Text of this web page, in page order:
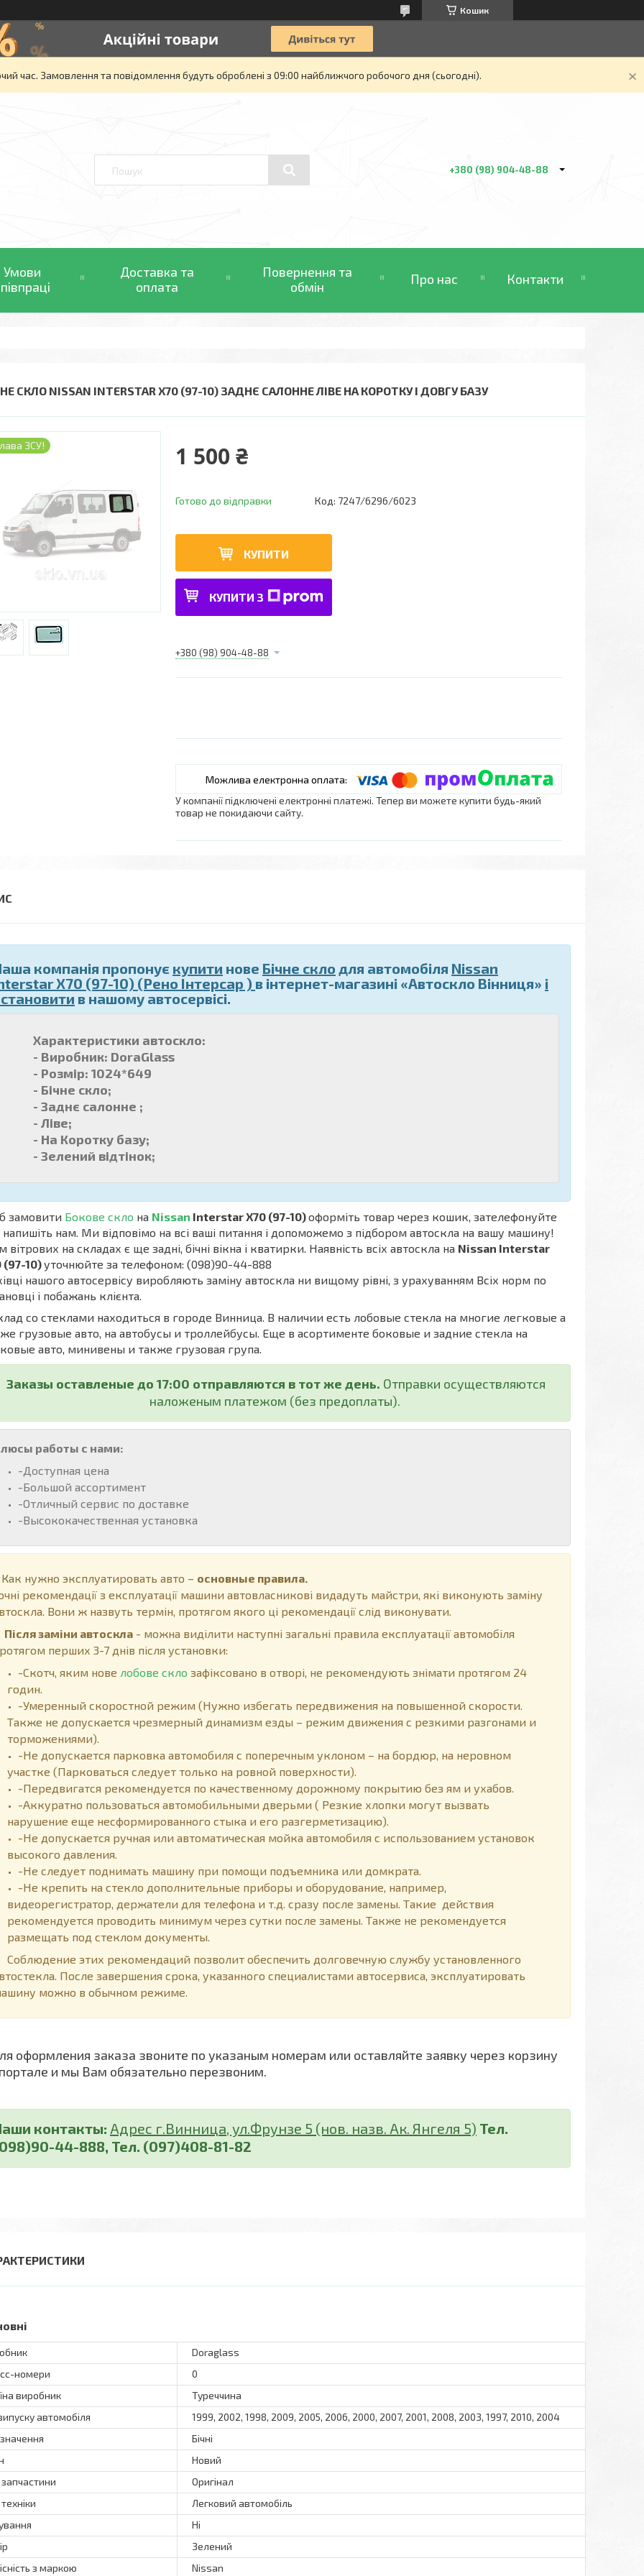
Кошик
час. Замовлення та повідомлення будуть оброблені з 09:00 найближчого робочого дня (сьогодні).
+380 (98) 904-48-88
Умови
Доставка та
оплата
Повернення та
обмін
Про нас Контакти
СКЛО NISSAN INTERSTAR X70 (97-10) ЗАДНЄ САЛОННЕ ЛІВЕ НА КОРОТКУ І ДОВГУ БАЗУ
ЗСУ! 1 500 ₴
Готово до відправки Код: 7247/6296/6023
КУПИТИ
КУПИТИ З
+380 (98) 904-48-88
У компанії підключені електронні платежі. Тепер ви можете купити будь-який
товар не покидаючи сайту.
компанія пропонує купити нове Бічне скло для автомобіля Nissan
X70 (97-10) (Рено Інтерсар ) в інтернет-магазині «Автоскло Вінниця» і
в нашому автосервісі.
Характеристики автоскло:
- Виробник: DoraGlass
- Розмір: 1024*649
- Бічне скло;
- Заднє салонне ;
- Ліве;
- На Коротку базу;
- Зелений відтінок;
замовити Бокове скло на Nissan Interstar X70 (97-10)оформіть товар через кошик, зателефонуйте
напишіть нам. Ми відповімо на всі ваші питання і допоможемо з підбором автоскла на вашу машину!
вітрових на складах є ще задні, бічні вікна і кватирки. Наявність всіх автоскла на Nissan Interstar
(97-10)уточнюйте за телефоном: (098)90-44-888
нашого автосервісу виробляють заміну автоскла ни вищому рівні, з урахуванням Всіх норм по
і побажань клієнта.
со стеклами находиться в городе Винница. В наличии есть лобовые стекла на многие легковые а
грузовые авто, на автобусы и троллейбусы. Еще в асортименте боковые и задние стекла на
авто, минивены и также грузовая група.
Заказы оставленые до 17:00 отправляются в тот же день. Отправки осуществляются
наложеным платежом (без предоплаты).
работы с нами:
-Доступная цена
-Большой ассортимент
-Отличный сервис по доставке
-Высококачественная установка
нужно эксплуатировать авто – основные правила.
рекомендації з експлуатації машини автовласникові видадуть майстри, які виконують заміну
Вони ж назвуть термін, протягом якого ці рекомендації слід виконувати.
Після заміни автоскла - можна виділити наступні загальні правила експлуатації автомобіля
перших 3-7 днів після установки:
-Скотч, яким нове лобове скло зафіксовано в отворі, не рекомендують знімати протягом 24
годин.
-Умеренный скоростной режим (Нужно избегать передвижения на повышенной скорости.
Также не допускается чрезмерный динамизм езды – режим движения с резкими разгонами и
торможениями).
-Не допускается парковка автомобиля с поперечным уклоном – на бордюр, на неровном
участке (Парковаться следует только на ровной поверхности).
-Передвигатся рекомендуется по качественному дорожному покрытию без ям и ухабов.
-Аккуратно пользоваться автомобильными дверьми ( Резкие хлопки могут вызвать
нарушение еще несформированного стыка и его разгерметизацию).
-Не допускается ручная или автоматическая мойка автомобиля с использованием установок
высокого давления.
-Не следует поднимать машину при помощи подъемника или домкрата.
-Не крепить на стекло дополнительные приборы и оборудование, например,
видеорегистратор, держатели для телефона и т.д. сразу после замены. Такие действия
рекомендуется проводить минимум через сутки после замены. Также не рекомендуется
размещать под стеклом документы.
этих рекомендаций позволит обеспечить долговечную службу установленного
После завершения срока, указанного специалистами автосервиса, эксплуатировать
можно в обычном режиме.
оформления заказа звоните по указаным номерам или оставляйте заявку через корзину
и мы Вам обязательно перезвоним.
контакты: Адрес г.Винница, ул.Фрунзе 5 (нов. назв. Ак. Янгеля 5) Тел.
44-888, Тел. (097)408-81-82
Doraglass
номери
0
виробник
Туреччина
автомобіля
1999, 2002, 1998, 2009, 2005, 2006, 2000, 2007, 2001, 2008, 2003, 1997, 2010, 2004
Бічні
Новий
Оригінал
Легковий автомобіль
Ні
Зелений
з маркою
Nissan